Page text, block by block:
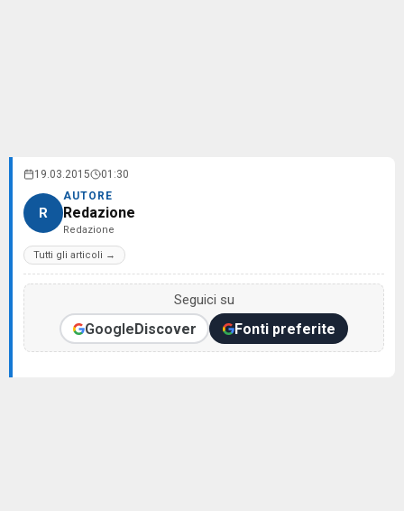
19.03.2015 01:30
R
AUTORE
Redazione
Redazione
Tutti gli articoli →
Seguici su
GoogleDiscover Fonti preferite